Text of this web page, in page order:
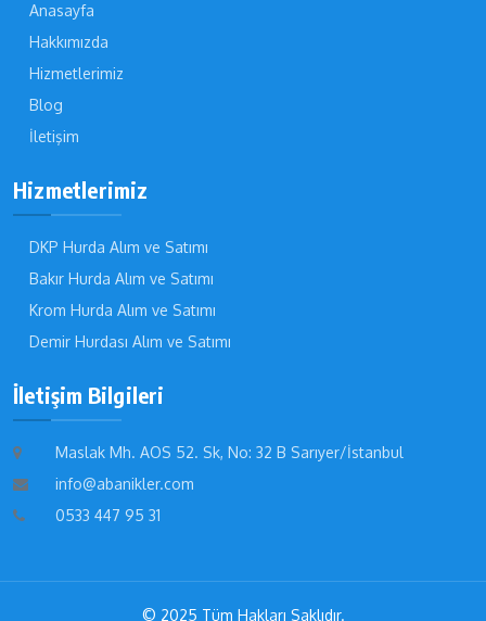
Anasayfa
Hakkımızda
Hizmetlerimiz
Blog
İletişim
Hizmetlerimiz
DKP Hurda Alım ve Satımı
Bakır Hurda Alım ve Satımı
Krom Hurda Alım ve Satımı
Demir Hurdası Alım ve Satımı
İletişim Bilgileri
Maslak Mh. AOS 52. Sk, No: 32 B Sarıyer/İstanbul
info@abanikler.com
0533 447 95 31
© 2025 Tüm Hakları Saklıdır.